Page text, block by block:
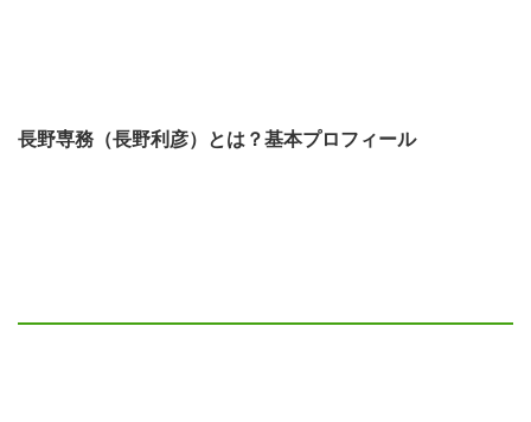
長野専務（長野利彦）とは？基本プロフィール